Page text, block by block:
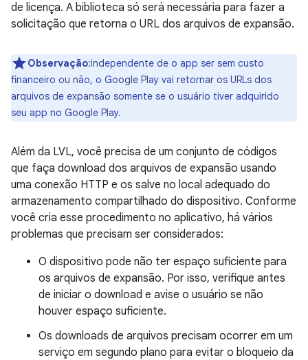
de licença. A biblioteca só será necessária para fazer a
solicitação que retorna o URL dos arquivos de expansão.
Observação:independente de o app ser sem custo
financeiro ou não, o Google Play vai retornar os URLs dos
arquivos de expansão somente se o usuário tiver adquirido
seu app no Google Play.
Além da LVL, você precisa de um conjunto de códigos
que faça download dos arquivos de expansão usando
uma conexão HTTP e os salve no local adequado do
armazenamento compartilhado do dispositivo. Conforme
você cria esse procedimento no aplicativo, há vários
problemas que precisam ser considerados:
O dispositivo pode não ter espaço suficiente para
os arquivos de expansão. Por isso, verifique antes
de iniciar o download e avise o usuário se não
houver espaço suficiente.
Os downloads de arquivos precisam ocorrer em um
serviço em segundo plano para evitar o bloqueio da